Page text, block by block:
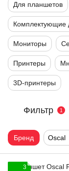
Для планшетов
Комплектующие
Мониторы
Принтеры
3D-принтеры
Фильтр 1
Бренд Oscal
3